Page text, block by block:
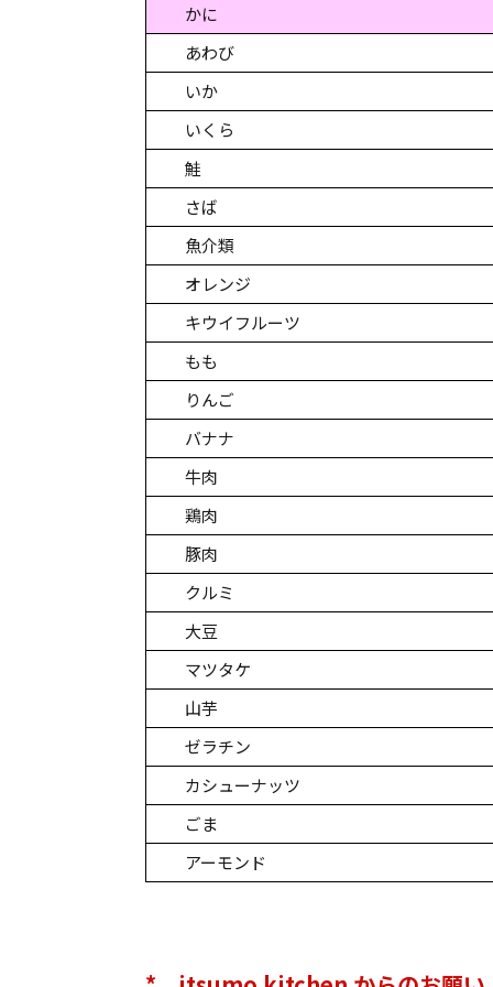
かに
あわび
いか
いくら
鮭
さば
魚介類
オレンジ
キウイフルーツ
もも
りんご
バナナ
牛肉
鶏肉
豚肉
クルミ
大豆
マツタケ
山芋
ゼラチン
カシューナッツ
ごま
アーモンド